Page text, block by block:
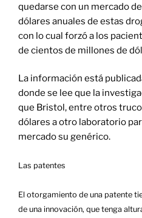
quedarse con un mercado
dólares anuales de estas
con lo cual forzó a los
de cientos de millones de
La información está
donde se lee que la
que Bristol, entre otros
dólares a otro laboratorio
mercado su genérico.
Las patentes
El otorgamiento de una patente
de una innovación, que tenga